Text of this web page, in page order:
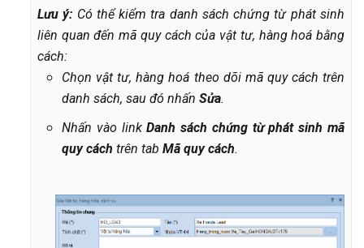
Lưu ý: Có thể kiểm tra danh sách chứng từ phát sinh
liên quan đến mã quy cách của vật tư, hàng hoá bằng
cách:
Chọn vật tư, hàng hoá theo dõi mã quy cách trên
danh sách, sau đó nhấn Sửa.
Nhấn vào linkDanh sách chứng từ phát sinh mã
quy cách trên tab Mã quy cách.